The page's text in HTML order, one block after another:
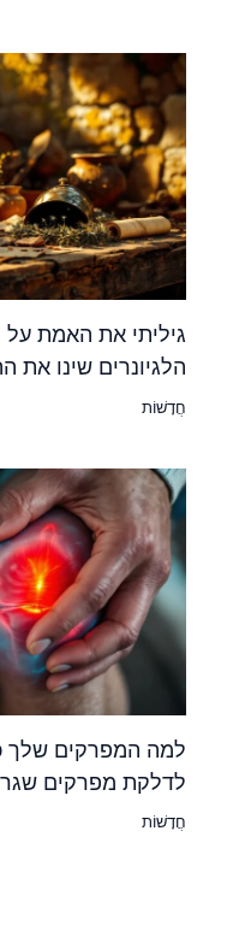
גיליתי את האמת על
הלגיונרים שינו את
חֲדָשׁוֹת
למה המפרקים שלך
לדלקת מפרקים
חֲדָשׁוֹת